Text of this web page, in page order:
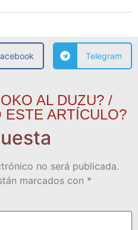
Telegram
AL DUZU? /
ESTE ARTÍCULO?
no será publicada.
marcados con *